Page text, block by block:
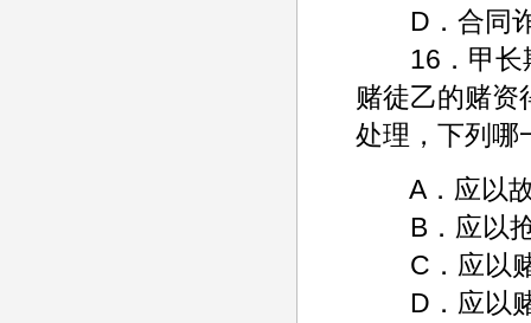
D．合同
16．甲长期
赌徒乙的赌资
处理，下列哪
A．应以故
B．应以抢
C．应以赌
D．应以赌